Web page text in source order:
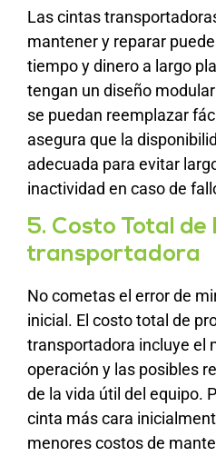
Las cintas
mantener y reparar
tiempo y dinero a largo
tengan un diseño
se puedan reemplazar
asegura que la
adecuada para evitar
inactividad en caso de
5. Costo Total de
transportadora
No cometas el error de
inicial. El costo total de
transportadora incluye el
operación y las posibles
de la vida útil del equipo.
cinta más cara
menores costos de